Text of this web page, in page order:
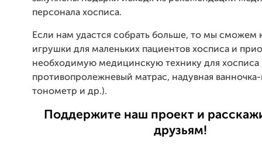
персонала хосписа.
Если нам удастся собрать больше, то мы сможем
игрушки для маленьких пациентов хосписа и
необходимую медицинскую технику для хосписа
противопролежневый матрас, надувная
тонометр и др.).
Поддержите наш проект и
друзьям!